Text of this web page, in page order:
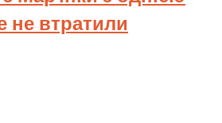
не втратили